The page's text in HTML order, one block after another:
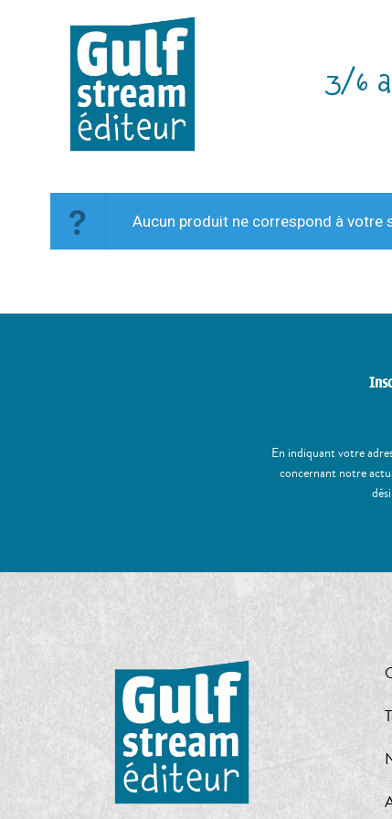
3/6
Aucun produit ne correspond à votre
En indiquant votre
concernant notre